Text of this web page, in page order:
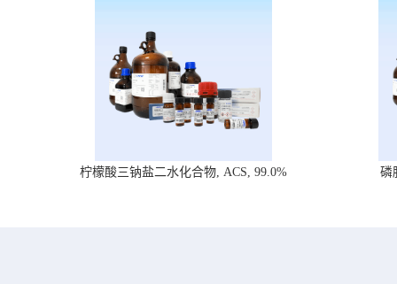
柠檬酸三钠盐二水化合物, ACS, 99.0% 磷